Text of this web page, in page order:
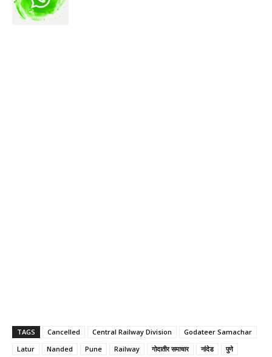
TAGS Cancelled Central Railway Division
Godateer Samachar
Latur
Nanded Pune Railway गोदातीर समाचार नांदेड
पुणे